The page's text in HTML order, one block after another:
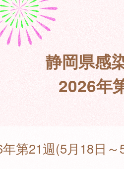
静岡県感
2026年
第21週(5月18日～